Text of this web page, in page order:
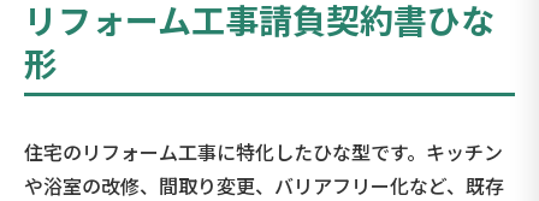
リフォーム工事請負契約書ひな
形
住宅のリフォーム工事に特化したひな型です。キッチン
や浴室の改修、間取り変更、バリアフリー化など、既存